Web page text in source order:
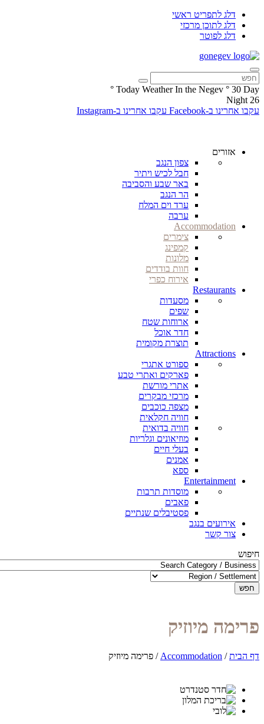
דלג לתפריט ראשי
דלג לתוכן מרכזי
דלג לפוטר
Today Weather In the Negev ° 30 Day
°
26
Night
עקבו אחרינו ב-Facebook
עקבו אחרינו ב-Instagram
אזורים
צפון הנגב
חבל לכיש ויתיר
באר שבע והסביבה
הר הנגב
ערד וים המלח
ערבה
Accommodation
צימרים
קמפינג
מלונות
חוות בודדים
אירוח כפרי
Restaurants
מסעדות
שפים
ארוחות שטח
חדר אוכל
תוצרת מקומית
Attractions
ספורט אתגרי
פארקים ואתרי טבע
אתרי מורשת
מרכזי מבקרים
מצפה כוכבים
חוויה חקלאית
חוויה בדואית
מוזיאונים וגלריות
בעלי חיים
אמנים
ספא
Entertainment
מוסדות תרבות
פאבים
פסטיבלים שנתיים
אירועים בנגב
צור קשר
חיפוש
חפש
פרימה מיוזיק
דף הבית/
Accommodation
/ פרימה מיוזיק